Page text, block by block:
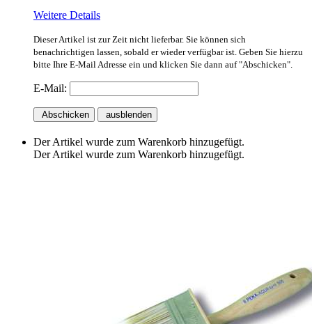
Weitere Details
Dieser Artikel ist zur Zeit nicht lieferbar. Sie können sich
benachrichtigen lassen, sobald er wieder verfügbar ist. Geben Sie hierzu
bitte Ihre E-Mail Adresse ein und klicken Sie dann auf "Abschicken".
E-Mail:
Abschicken ausblenden
Der Artikel wurde zum Warenkorb hinzugefügt.
Der Artikel wurde zum Warenkorb hinzugefügt.